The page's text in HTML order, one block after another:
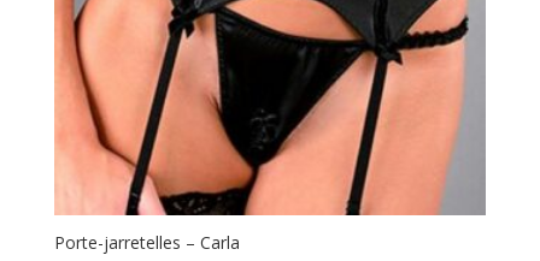
Porte-jarretelles – Carla